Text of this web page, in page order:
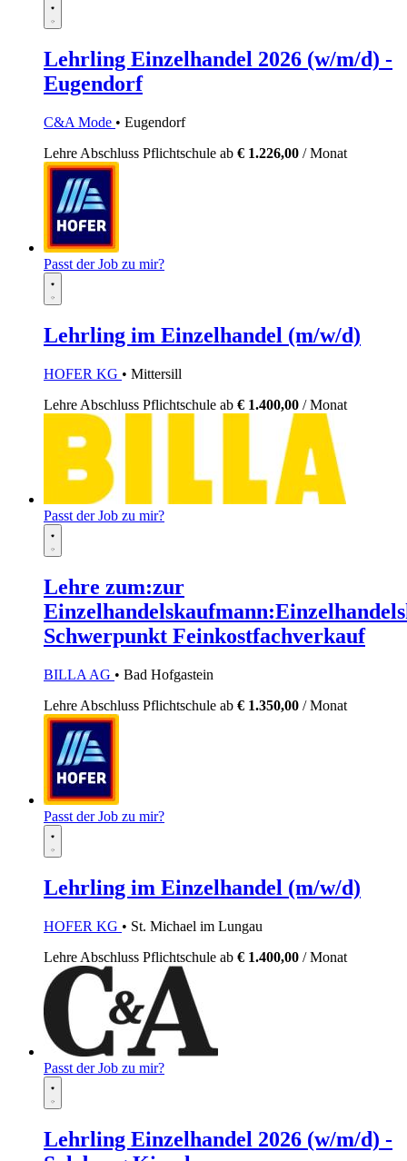
Lehrling Einzelhandel 2026 (w/m/d) -
Eugendorf
C&A Mode • Eugendorf
Lehre Abschluss Pflichtschule ab € 1.226,00 / Monat
Passt der Job zu mir?
Lehrling im Einzelhandel (m/w/d)
HOFER KG • Mittersill
Lehre Abschluss Pflichtschule ab € 1.400,00 / Monat
Passt der Job zu mir?
Lehre zum:zur
Schwerpunkt Feinkostfachverkauf
BILLA AG • Bad Hofgastein
Lehre Abschluss Pflichtschule ab € 1.350,00 / Monat
Passt der Job zu mir?
Lehrling im Einzelhandel (m/w/d)
HOFER KG • St. Michael im Lungau
Lehre Abschluss Pflichtschule ab € 1.400,00 / Monat
Passt der Job zu mir?
Lehrling Einzelhandel 2026 (w/m/d) -